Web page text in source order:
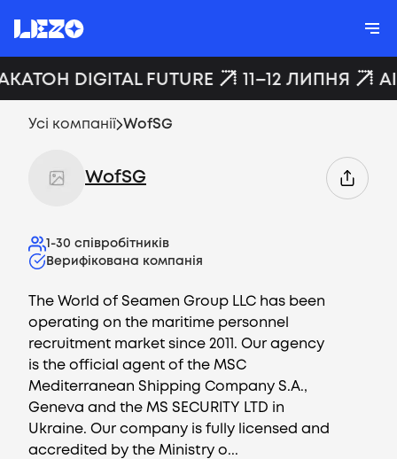
DIGITAL FUTURE 11–12 ЛИПНЯ
Усі компанії WofSG
WofSG
1-30 співробітників
Верифікована компанія
The World of Seamen Group LLC has been
operating on the maritime personnel
recruitment market since 2011. Our agency
is the official agent of the MSC
Mediterranean Shipping Company S.A.,
Geneva and the MS SECURITY LTD in
Ukraine. Our company is fully licensed and
accredited by the Ministry o...